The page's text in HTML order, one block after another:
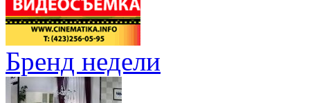
Бренд недели